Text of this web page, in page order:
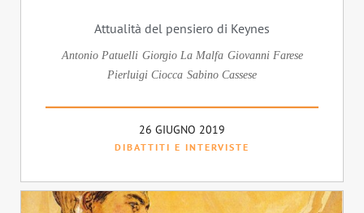
Attualità del pensiero di Keynes
Antonio Patuelli Giorgio La Malfa Giovanni Farese
Pierluigi Ciocca Sabino Cassese
26 GIUGNO 2019
DIBATTITI E INTERVISTE